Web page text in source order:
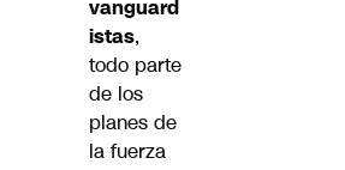
vanguard
istas,
todo parte
de los
planes de
la fuerza